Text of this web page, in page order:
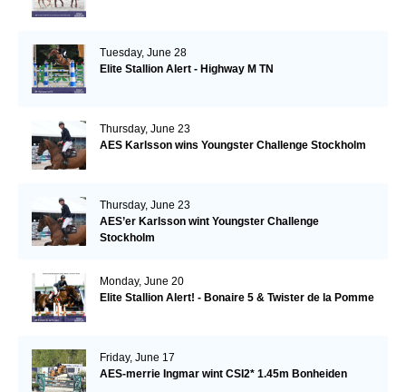
Tuesday, June 28
Elite Stallion Alert - Highway M TN
Thursday, June 23
AES Karlsson wins Youngster Challenge Stockholm
Thursday, June 23
AES’er Karlsson wint Youngster Challenge
Stockholm
Monday, June 20
Elite Stallion Alert! - Bonaire 5 & Twister de la Pomme
Friday, June 17
AES-merrie Ingmar wint CSI2* 1.45m Bonheiden